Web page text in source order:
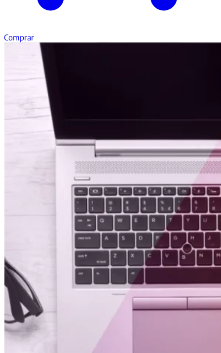
Comprar